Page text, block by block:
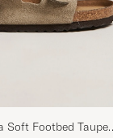
Soft Footbed Taupe